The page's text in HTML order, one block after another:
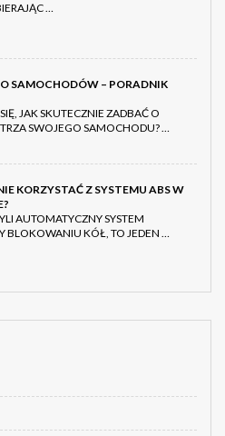
…
SAMOCHODÓW – PORADNIK
JAK SKUTECZNIE ZADBAĆ O
SWOJEGO SAMOCHODU? …
KORZYSTAĆ Z SYSTEMU ABS W
AUTOMATYCZNY SYSTEM
BLOKOWANIU KÓŁ, TO JEDEN …